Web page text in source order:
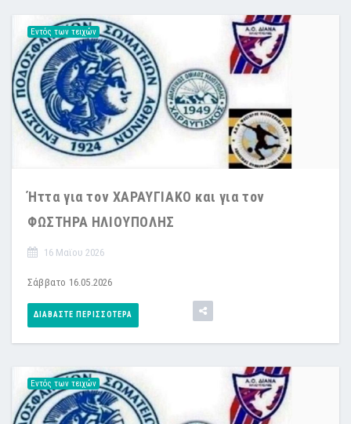
Εντός των τειχών
Ήττα για τον ΧΑΡΑΥΓΙΑΚΟ και για τον
ΦΩΣΤΗΡΑ ΗΛΙΟΥΠΟΛΗΣ
16 Μαϊου 2026
Σάββατο 16.05.2026
ΔΙΑΒΆΣΤΕ ΠΕΡΙΣΣΌΤΕΡΑ
Εντός των τειχών